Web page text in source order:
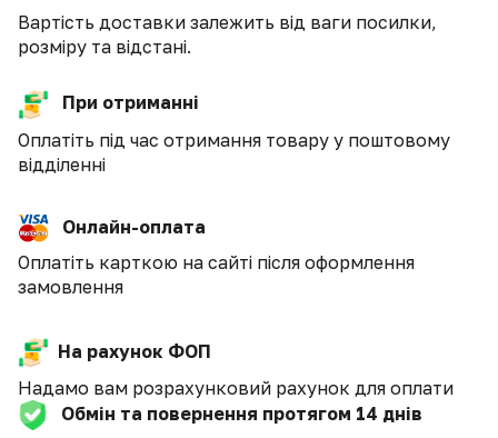
Вартість доставки залежить від ваги посилки,
розміру та відстані.
При отриманні
Оплатіть під час отримання товару у поштовому
відділенні
Онлайн-оплата
Оплатіть карткою на сайті після оформлення
замовлення
На рахунок ФОП
Надамо вам розрахунковий рахунок для оплати
Обмін та повернення протягом 14 днів